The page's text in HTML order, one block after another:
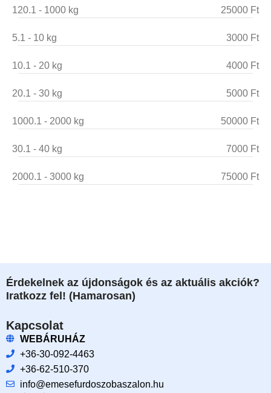
120.1 - 1000 kg 25000 Ft
5.1 - 10 kg 3000 Ft
10.1 - 20 kg 4000 Ft
20.1 - 30 kg 5000 Ft
1000.1 - 2000 kg 50000 Ft
30.1 - 40 kg 7000 Ft
2000.1 - 3000 kg 75000 Ft
Érdekelnek az újdonságok és az aktuális akciók?
Iratkozz fel! (Hamarosan)
Kapcsolat
WEBÁRUHÁZ
+36-30-092-4463
+36-62-510-370
info@emesefurdoszobaszalon.hu